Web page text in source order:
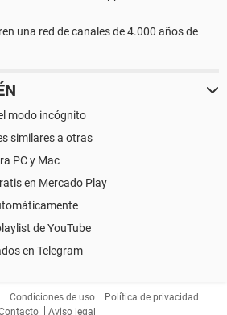
una red de canales de 4.000 años de
modo incógnito
similares a otras
PC y Mac
en Mercado Play
de YouTube
en Telegram
Condiciones de uso
Política de privacidad
Aviso legal